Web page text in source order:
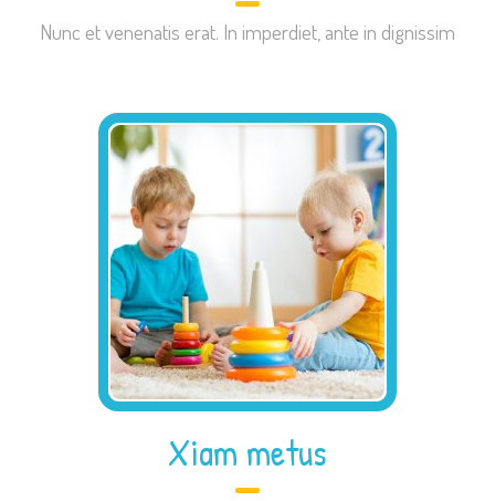
Nunc et venenatis erat. In imperdiet, ante in dignissim
Xiam metus